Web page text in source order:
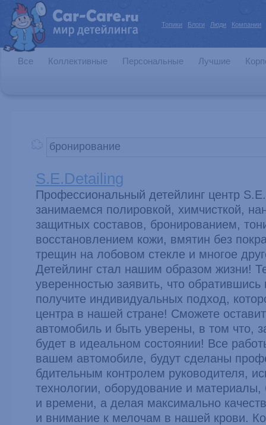
Топики Блоги Люди Компании
Все Коллективные Персональные Лучшие
S.E.Detailing
Профессиональный детейлинг центр
занимаемся полировкой, химчисткой,
защитных составов, бронированием,
восстановлением кожи, вмятин без
трещин на лобовом стекле и многое
Детейлинг стал нашим образом жизни!
уверенностью заявить, что
получите индивидуальных подход,
центра в нашей стране! Сможете
автомобиль и быть уверены, в том что,
будет в идеальном состоянии! Все
вашем автомобиле, будут сделаны
бдительным контролем руководителя,
технологии, оборудование и материалы,
и времени, а делая максимально
и внимание к мелочам в нашей крови.